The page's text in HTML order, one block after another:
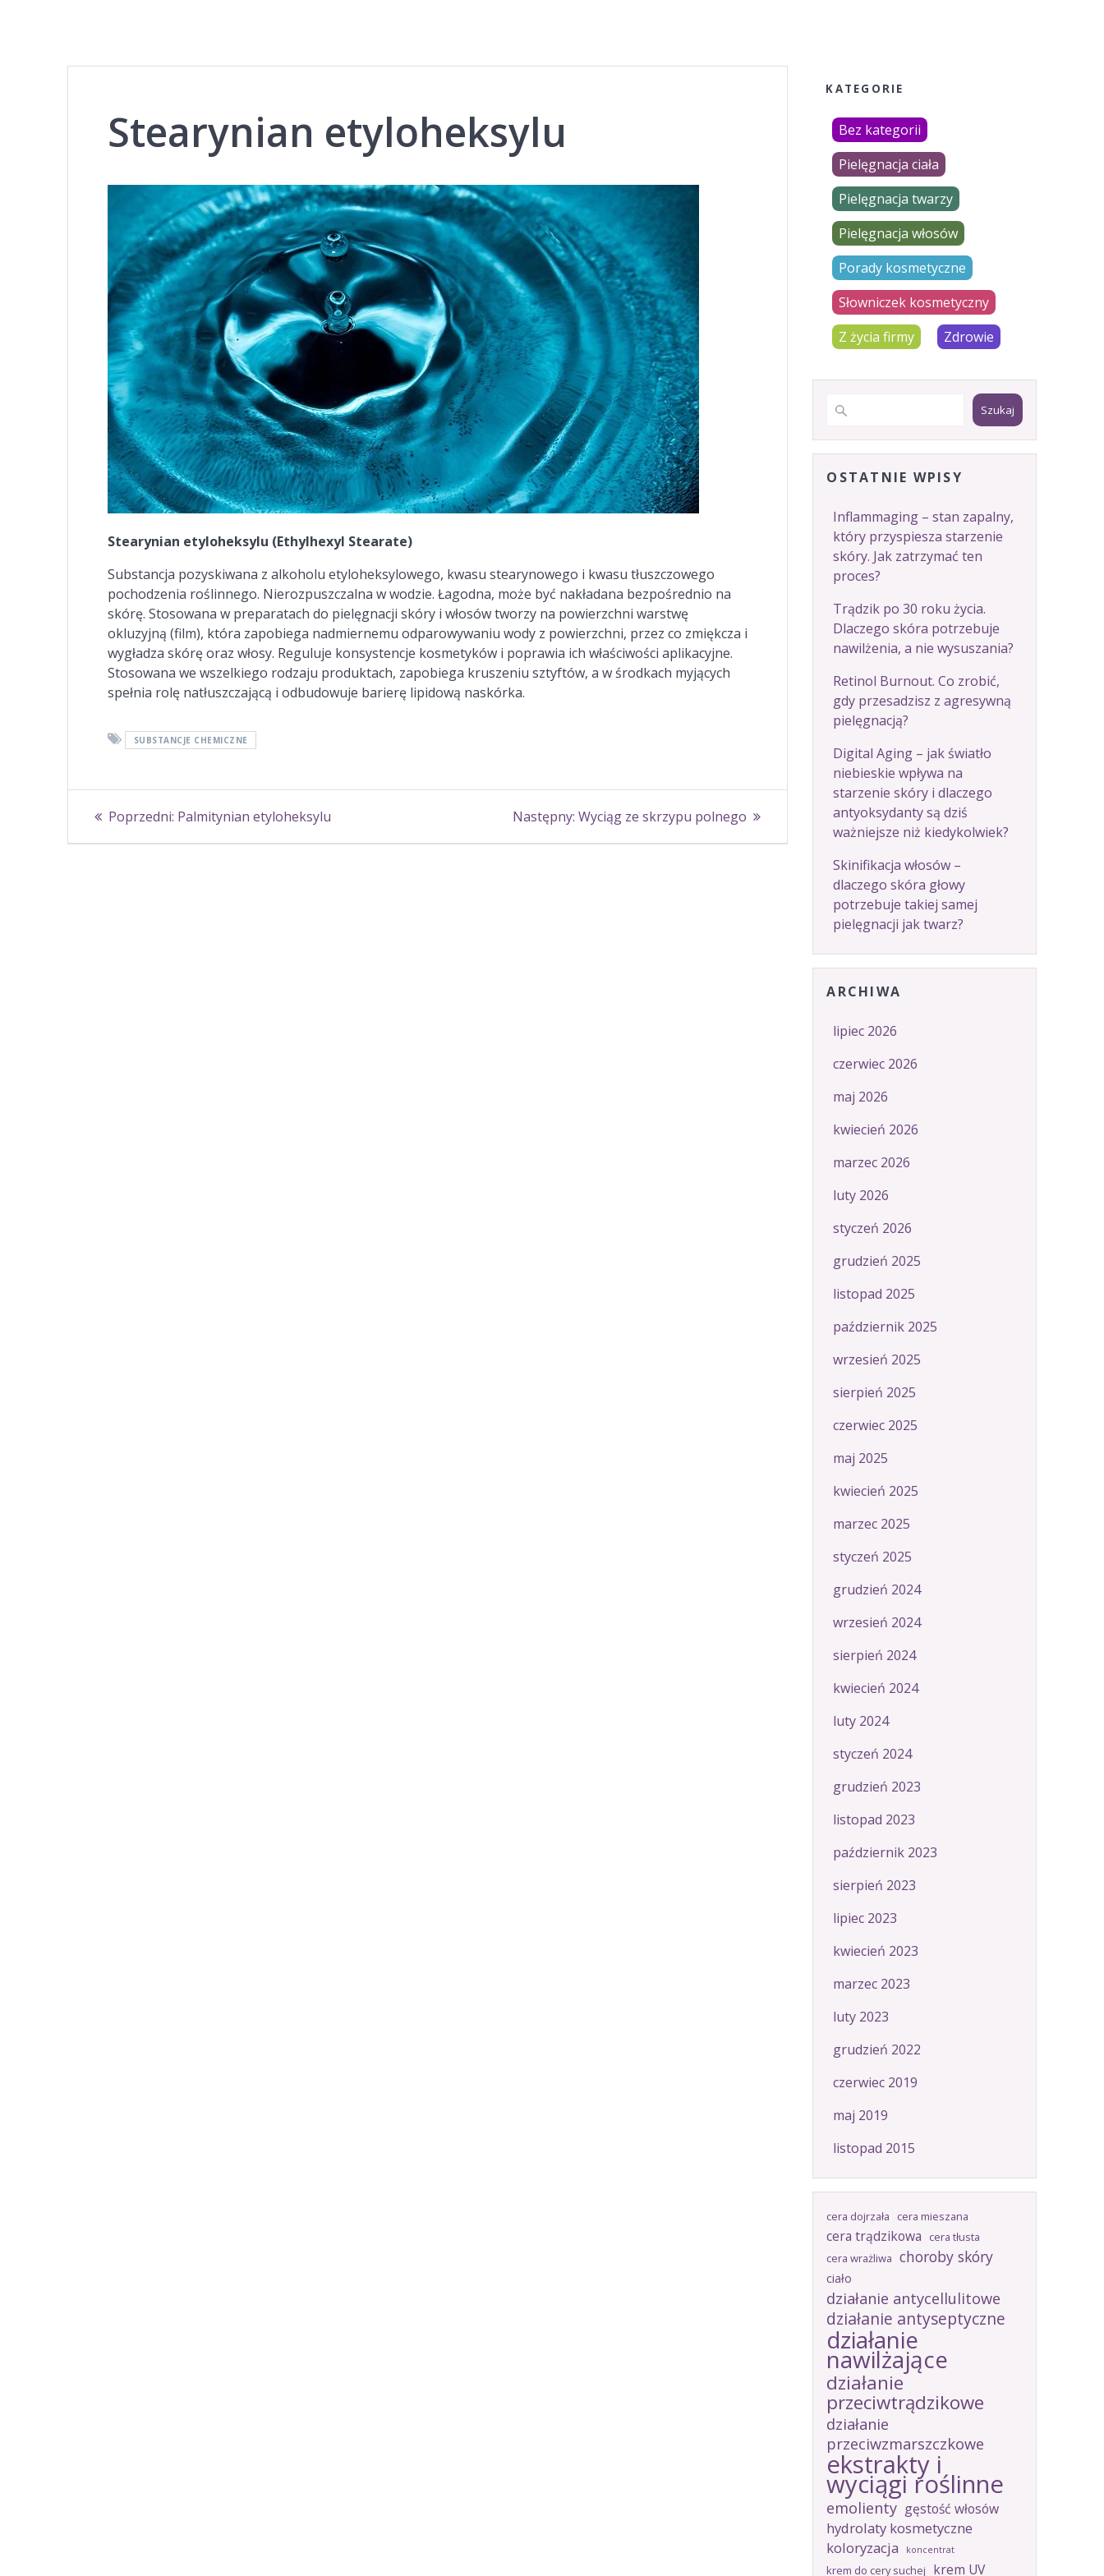
Stearynian etyloheksylu
Stearynian etyloheksylu (Ethylhexyl Stearate)
Substancja pozyskiwana z alkoholu etyloheksylowego, kwasu stearynowego i kwasu tłuszczowego
pochodzenia roślinnego. Nierozpuszczalna w wodzie. Łagodna, może być nakładana bezpośrednio na
skórę. Stosowana w preparatach do pielęgnacji skóry i włosów tworzy na powierzchni warstwę
okluzyjną (film), która zapobiega nadmiernemu odparowywaniu wody z powierzchni, przez co zmiękcza i
wygładza skórę oraz włosy. Reguluje konsystencje kosmetyków i poprawia ich właściwości aplikacyjne.
Stosowana we wszelkiego rodzaju produktach, zapobiega kruszeniu sztyftów, a w środkach myjących
spełnia rolę natłuszczającą i odbudowuje barierę lipidową naskórka.
SUBSTANCJE CHEMICZNE
Nawigacja
wpisu
Poprzedni: Poprzedni
Palmitynian etyloheksylu Następny: Następny
Wyciąg ze skrzypu polnego
KATEGORIE
Bez kategorii
Pielęgnacja ciała
Pielęgnacja twarzy
Pielęgnacja włosów
Porady kosmetyczne
Słowniczek kosmetyczny
Z życia firmy
Zdrowie
Szukaj
OSTATNIE WPISY
Inflammaging – stan zapalny,
który przyspiesza starzenie
skóry. Jak zatrzymać ten
proces?
Trądzik po 30 roku życia.
Dlaczego skóra potrzebuje
nawilżenia, a nie wysuszania?
Retinol Burnout. Co zrobić,
gdy przesadzisz z agresywną
pielęgnacją?
Digital Aging – jak światło
niebieskie wpływa na
starzenie skóry i dlaczego
antyoksydanty są dziś
ważniejsze niż kiedykolwiek?
Skinifikacja włosów –
dlaczego skóra głowy
potrzebuje takiej samej
pielęgnacji jak twarz?
ARCHIWA
lipiec 2026
czerwiec 2026
maj 2026
kwiecień 2026
marzec 2026
luty 2026
styczeń 2026
grudzień 2025
listopad 2025
październik 2025
wrzesień 2025
sierpień 2025
czerwiec 2025
maj 2025
kwiecień 2025
marzec 2025
styczeń 2025
grudzień 2024
wrzesień 2024
sierpień 2024
kwiecień 2024
luty 2024
styczeń 2024
grudzień 2023
listopad 2023
październik 2023
sierpień 2023
lipiec 2023
kwiecień 2023
marzec 2023
luty 2023
grudzień 2022
czerwiec 2019
maj 2019
listopad 2015
cera dojrzała cera mieszana
cera trądzikowa
cera tłusta
cera wrażliwa choroby skóry
ciało
działanie antycellulitowe
działanie antyseptyczne
działanie
nawilżające
działanie
przeciwtrądzikowe
działanie
przeciwzmarszczkowe
ekstrakty i
wyciągi roślinne
emolienty gęstość włosów
hydrolaty kosmetyczne
koloryzacja
koncentrat
krem do cery suchej krem UV